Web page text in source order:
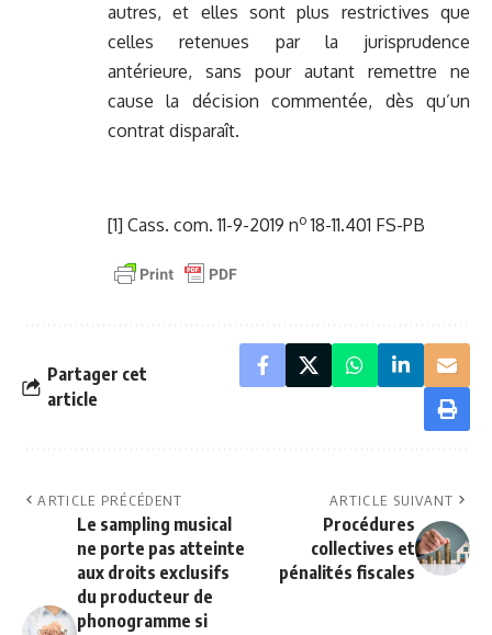
autres, et elles sont plus restrictives que
celles retenues par la jurisprudence
antérieure, sans pour autant remettre ne
cause la décision commentée, dès qu’un
contrat disparaît.
[1] Cass. com. 11-9-2019 no 18-11.401 FS-PB
Partager cet
article
ARTICLE PRÉCÉDENT
Le sampling musical
ne porte pas atteinte
aux droits exclusifs
du producteur de
phonogramme si
ARTICLE SUIVANT
Procédures
collectives et
pénalités fiscales